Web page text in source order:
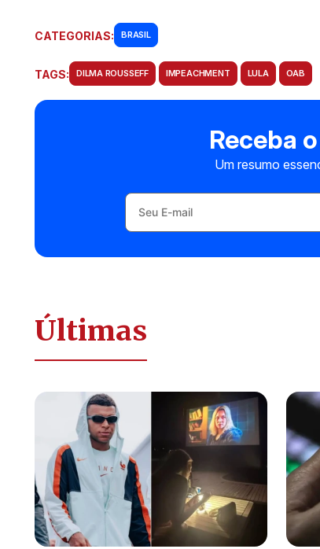
CATEGORIAS: BRASIL
TAGS: DILMA ROUSSEFF IMPEACHMENT LULA OAB
Receba
Um resumo
Últimas